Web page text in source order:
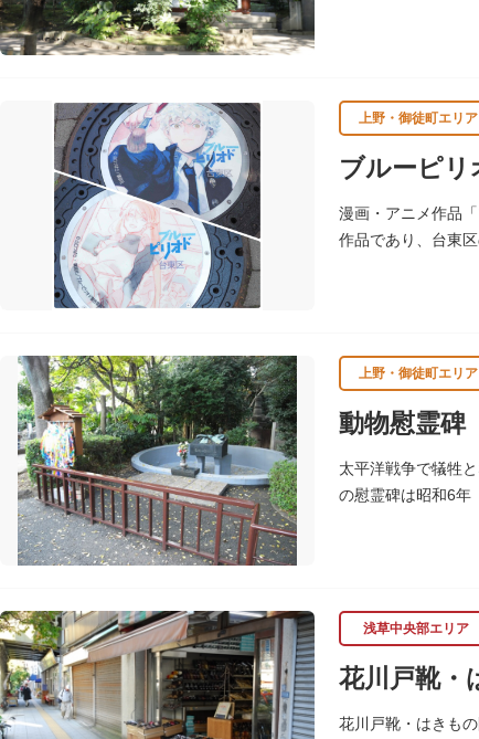
上野・御徒町エリア
ブルーピ
漫画・アニメ作品
作品であり、台東
上野・御徒町エリア
動物慰霊碑
太平洋戦争で犠牲
の慰霊碑は昭和6年
浅草中央部エリア
花川戸靴・
花川戸靴・はきも